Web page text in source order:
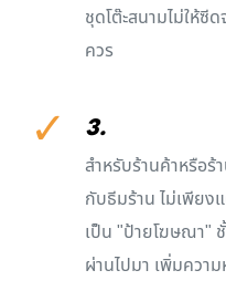
ชุดโต๊ะสนามไม่ให้ซี
ควร
✓ 3.
สำหรับร้านค้าหรือร้
กับธีมร้าน ไม่เพีย
เป็น "ป้ายโฆษณา"
ผ่านไปมา เพิ่มควา